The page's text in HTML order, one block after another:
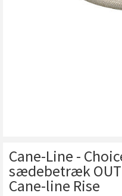
Cane-Line -
sædebetræk
Cane-line Rise